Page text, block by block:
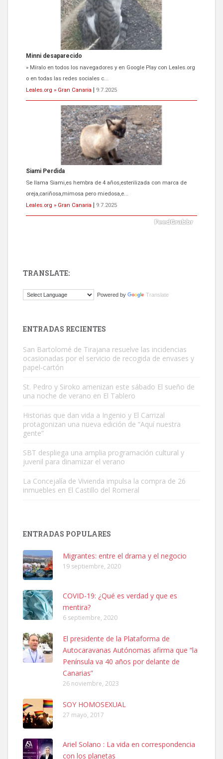
Siami Perdida
Se llama Siami,es hembra de 4 años,esterilizada con marca de
oreja,cariñosa,mimosa pero miedosa,e...
ADOPCIÓN URGENTE GATA TEROR GRAN CANARIA
El ayuntamiento se va a llevar a Los Gatos callejeros de la zona los
próximos días, ella incluida...
Gato manso encontrado
Leales.org » Gran Canaria | 9.7.2025
Busco adopción responsable para mi perra. Pastor alemán,
hembra, 4 años. Por motivos personales ...
PERRO MACHO RAZA SHIBA CON MICROCHIP PERDIDO HOY
Leales.org » Gran Canaria | 6.7.2025
Ninfa perdida
El día 5 se los perdió una ninfa papillera, asustada tiene miedo a la
calle, se perdió por la zon...
Leales.org » Gran Canaria
Adopcion
TRANSLATE:
Powered by Translate
ENTRADAS RECIENTES
San Bartolomé de Tirajana resuelve las incidencias
ocasionadas por el servicio de recogida de envases y
papel-cartón
St. Pedro y Siroko amenizan este sábado El sueño de
una noche de verano en El Tablero
Historias que dan vida a Ingenio y El Carrizal
protagonizan una nueva edición de “Aquí nuestra
gente”
SBT despliega una amplia programación cultural y
juvenil para dinamizar el verano
La Concejalía de Vivienda impulsa la compra de 26
inmuebles en El Castillo del Romeral
ENTRADAS POPULARES
Migrantes: entre el drama y el negocio
19 septiembre, 2020
COVID-19: ¿Qué es verdad y que es
mentira?
6 septiembre, 2020
El presidente de la Plataforma de
Autocaravanas Autónomas afirma que “la
Península va 40 años por delante de
Canarias”
26 noviembre, 2023
SOY HOMOSEXUAL
27 mayo, 2017
Ariel Solano : La vida en correspondencia
con los planetas